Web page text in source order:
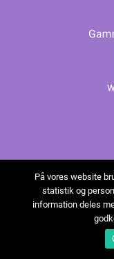
På vores website
statistik og
information deles